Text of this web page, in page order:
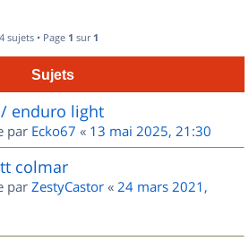
4 sujets • Page 1 sur 1
Sujets
enduro light
par Ecko67 « 13 mai 2025, 21:30
colmar
par ZestyCastor « 24 mars 2021,